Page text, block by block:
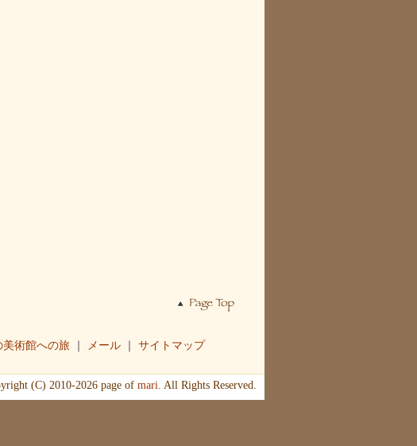
美術館への旅 ｜ メール ｜ サイトマップ
(C) 2010-2026 page of mari. All Rights Reserved.